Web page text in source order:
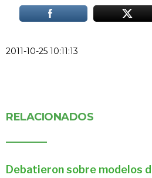
2011-10-25 10:11:13
RELACIONADOS
Debatieron sobre modelos